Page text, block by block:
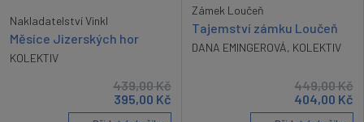
Nakladatelství Vinkl
Měsíce Jizerských hor
KOLEKTIV
439,00Kč
395,00 Kč
Zámek Loučeň
Tajemství zámku Loučeň
DANA EMINGEROVÁ, KOLEKTIV
449,00Kč
404,00 Kč